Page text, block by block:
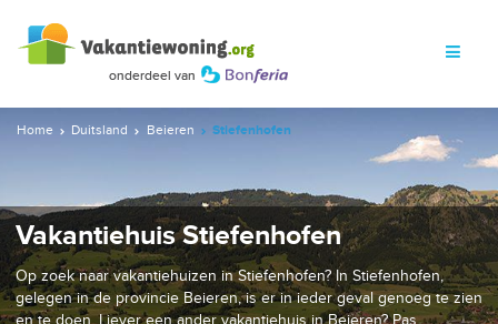
Home Duitsland Beieren Stiefenhofen
Vakantiehuis Stiefenhofen
Op zoek naar vakantiehuizen in Stiefenhofen? In Stiefenhofen,
gelegen in de provincie Beieren, is er in ieder geval genoeg te zien
en te doen. Liever een ander vakantiehuis in Beieren? Pas